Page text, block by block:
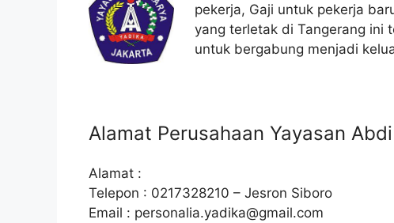
pekerja, Gaji untuk pekerja
yang terletak di Tangerang ini
untuk bergabung menjadi
Alamat Perusahaan Yayasan
Alamat :
Telepon : 0217328210 – Jesron Siboro
Email : personalia.yadika@gmail.com